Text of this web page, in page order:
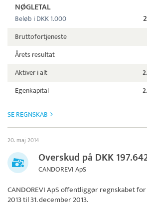
NØGLETAL
Beløb i DKK 1.000
Bruttofortjeneste
Årets resultat
Aktiver i alt
Egenkapital
SE REGNSKAB
20. maj 2014
Overskud på DKK
CANDOREVI ApS
CANDOREVI ApSoffentliggør regnskabet for
2013 til 31. december 2013.